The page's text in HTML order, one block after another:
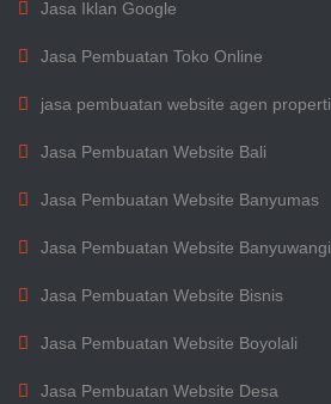
Jasa Iklan Google
Jasa Pembuatan Toko Online
jasa pembuatan website agen properti
Jasa Pembuatan Website Bali
Jasa Pembuatan Website Banyumas
Jasa Pembuatan Website Banyuwangi
Jasa Pembuatan Website Bisnis
Jasa Pembuatan Website Boyolali
Jasa Pembuatan Website Desa